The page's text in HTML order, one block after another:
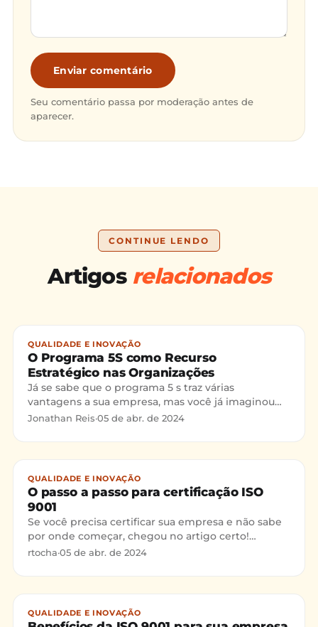
Enviar comentário
Seu comentário passa por moderação antes de
aparecer.
CONTINUE LENDO
Artigos relacionados
QUALIDADE E INOVAÇÃO
O Programa 5S como Recurso
Estratégico nas Organizações
Já se sabe que o programa 5 s traz várias
vantagens a sua empresa, mas você já imaginou
que ele também pode ser um aliado para a sua
Jonathan Reis·05 de abr. de 2024
QUALIDADE E INOVAÇÃO
O passo a passo para certificação ISO
9001
Se você precisa certificar sua empresa e não sabe
por onde começar, chegou no artigo certo!
Continue lendo para conferir o passo a passo para
rtocha·05 de abr. de 2024
QUALIDADE E INOVAÇÃO